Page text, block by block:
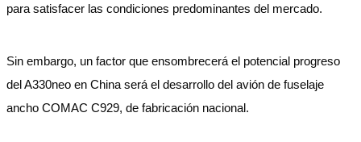
para satisfacer las condiciones predominantes del mercado.
Sin embargo, un factor que ensombrecerá el potencial progreso
del A330neo en China será el desarrollo del avión de fuselaje
ancho COMAC C929, de fabricación nacional.